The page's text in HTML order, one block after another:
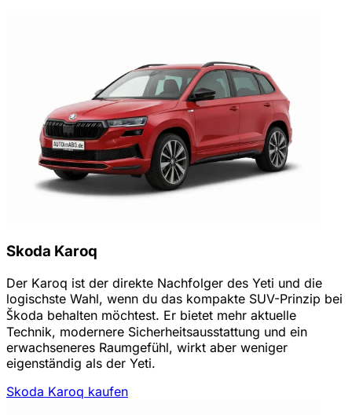
Skoda Karoq
Der Karoq ist der direkte Nachfolger des Yeti und die
logischste Wahl, wenn du das kompakte SUV-Prinzip bei
Škoda behalten möchtest. Er bietet mehr aktuelle
Technik, modernere Sicherheitsausstattung und ein
erwachseneres Raumgefühl, wirkt aber weniger
eigenständig als der Yeti.
Skoda Karoq kaufen